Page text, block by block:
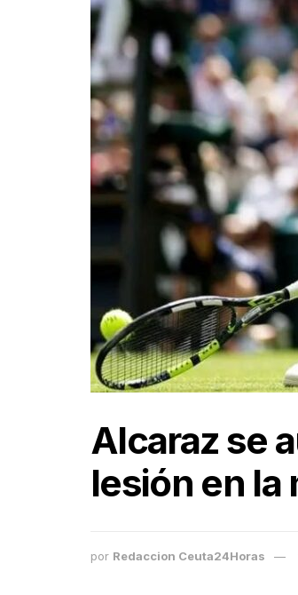
Alcaraz se
lesión en la
por Redaccion Ceuta24Horas